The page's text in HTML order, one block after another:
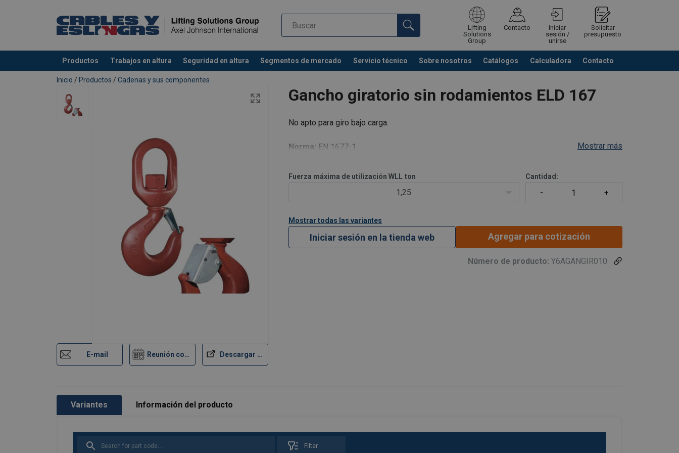
Lifting
Solutions
Group
Contacto
Iniciar
sesión /
unirse
Solicitar
presupuesto
Productos Trabajos en altura Seguridad en altura Segmentos de mercado Servicio técnico Sobre nosotros Catálogos Calculadora Contacto
Agregado a su presupuesto Cerrar Ver listado cotización
Inicio / Productos / Cadenas y sus componentes
Gancho giratorio sin rodamientos ELD 167
E-mail Reunión con un experto Descargar ficha técnica
No apto para giro bajo carga.
Norma: EN 1677-1
Coeficiente de seguridad: 4
Mostrar más
Fuerza máxima de utilización WLL ton
1,25
Cantidad:
Mostrar todas las variantes
Iniciar sesión en la tienda web Agregar para cotización
Número de producto: Y6AGANGIR010
Variantes Información del producto
Filter
Certificación:
Coeficiente de seguridad: